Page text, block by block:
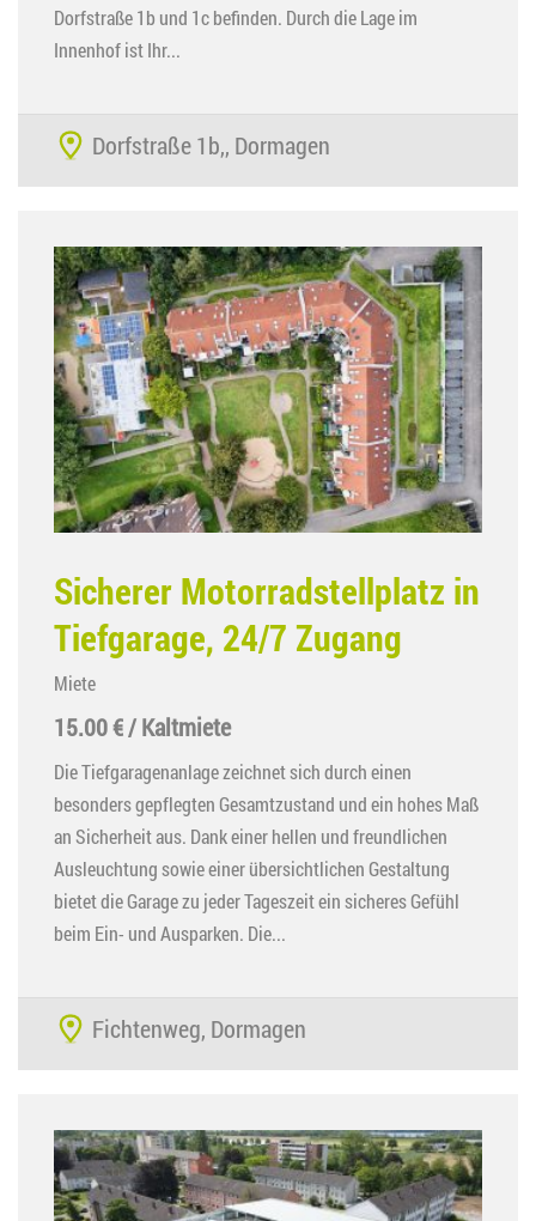
Dorfstraße 1b und 1c befinden. Durch die Lage im
Innenhof ist Ihr...
Dorfstraße 1b,, Dormagen
Sicherer Motorradstellplatz in
Tiefgarage, 24/7 Zugang
Miete
15.00 € / Kaltmiete
Die Tiefgaragenanlage zeichnet sich durch einen
besonders gepflegten Gesamtzustand und ein hohes Maß
an Sicherheit aus. Dank einer hellen und freundlichen
Ausleuchtung sowie einer übersichtlichen Gestaltung
bietet die Garage zu jeder Tageszeit ein sicheres Gefühl
beim Ein- und Ausparken. Die...
Fichtenweg, Dormagen